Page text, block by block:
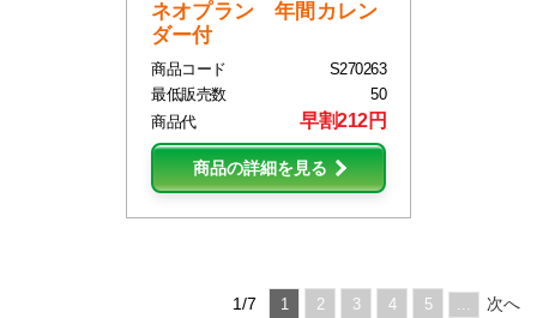
ネオプラン 年間カレン
ダー付
商品コード
S270263
最低販売数
50
商品代
早割212円
商品の詳細を見る
1/7 1 2 3 4 5 ... 次へ